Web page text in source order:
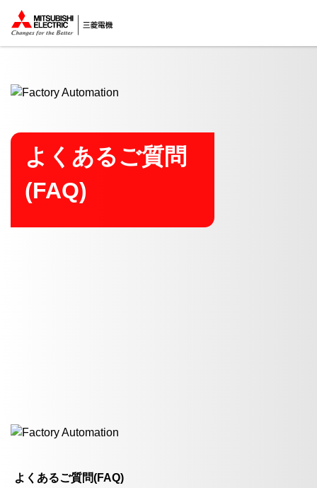
ここから本文
よくあるご質問
(FAQ)
よくあるご質問(FAQ)